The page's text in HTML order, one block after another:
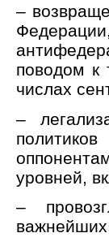
–
поводом к
числах
–
уровней,
–
важнейших